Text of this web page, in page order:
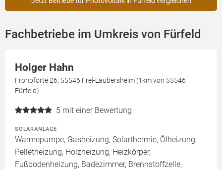
Fachbetriebe im Umkreis von Fürfeld
Holger Hahn
Fronpforte 26, 55546 Frei-Laubersheim (1km von 55546
Fürfeld)
5 mit einer Bewertung
SOLARANLAGE
Wärmepumpe, Gasheizung, Solarthermie, Ölheizung,
Pelletheizung, Holzheizung, Heizkörper,
Fußbodenheizung, Badezimmer, Brennstoffzelle,